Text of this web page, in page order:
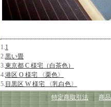
1.1
2.黒い畳
3.東京都 C 様宅（白茶色）
4.港区 O 様宅 〈栗色〉
5. 目黒区 W 様宅 〈乳白色〉
｜ 特定商取引法 ｜ 商